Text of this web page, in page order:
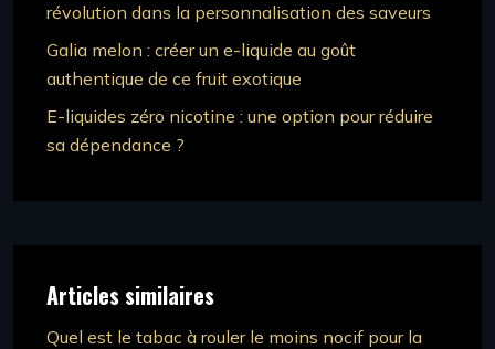
révolution dans la personnalisation des saveurs
Galia melon : créer un e-liquide au goût
authentique de ce fruit exotique
E-liquides zéro nicotine : une option pour réduire
sa dépendance ?
Articles similaires
Quel est le tabac à rouler le moins nocif pour la